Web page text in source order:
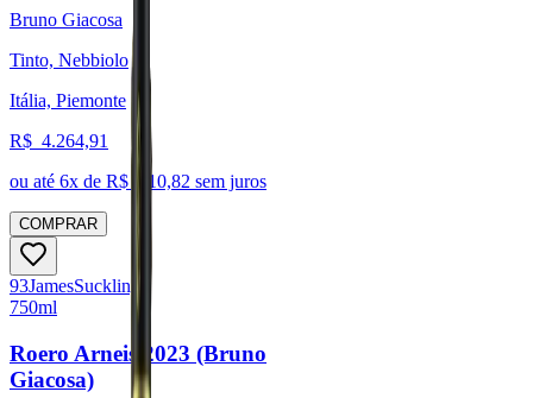
Bruno Giacosa
Tinto, Nebbiolo
Itália, Piemonte
R$ 4.264,91
ou até 6x de R$ 710,82 sem juros
COMPRAR
93JamesSuckling
750ml
Roero Arneis 2023 (Bruno
Giacosa)